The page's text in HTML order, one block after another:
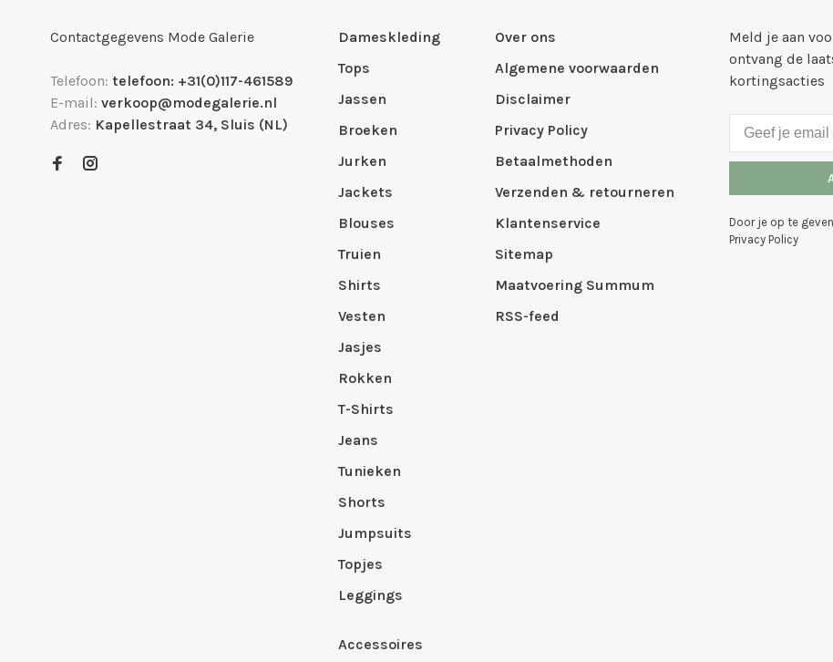
Contactgegevens Mode Galerie
Telefoon: telefoon: +31(0)117-461589
E-mail: verkoop@modegalerie.nl
Adres: Kapellestraat 34, Sluis (NL)
Dameskleding
Tops
Jassen
Broeken
Jurken
Jackets
Blouses
Truien
Shirts
Vesten
Jasjes
Rokken
T-Shirts
Jeans
Tunieken
Shorts
Jumpsuits
Topjes
Leggings
Accessoires
Over ons
Algemene voorwaarden
Disclaimer
Privacy Policy
Betaalmethoden
Verzenden & retourneren
Klantenservice
Sitemap
Maatvoering Summum
RSS-feed
Meld je aan
ontvang de
kortingsacties
Door je op te
Privacy Policy